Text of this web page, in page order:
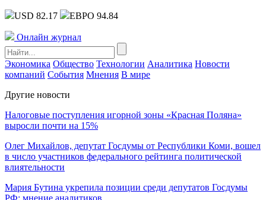
USD 82.17 ЕВРО 94.84
Онлайн журнал
Экономика Общество Технологии Аналитика Новости
компаний События Мнения В мире
Другие новости
Налоговые поступления игорной зоны «Красная Поляна»
выросли почти на 15%
Олег Михайлов, депутат Госдумы от Республики Коми, вошел
в число участников федерального рейтинга политической
влиятельности
Мария Бутина укрепила позиции среди депутатов Госдумы
РФ: мнение аналитиков